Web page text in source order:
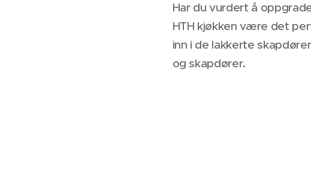
Har du vurdert å
HTH kjøkken være det
inn i de lakkerte
og skapdører.